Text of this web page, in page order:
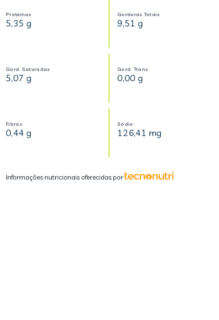
Proteínas
5,35 g
Gorduras Totais
9,51 g
Gord. Saturadas
5,07 g
Gord. Trans
0,00 g
Fibras
0,44 g
Sódio
126,41 mg
Informações nutricionais oferecidas por